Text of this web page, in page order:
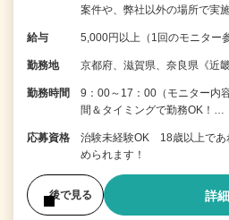
案件や、弊社以外の場所で実
給与 5,000円以上（1回のモニタ
勤務地 京都府、滋賀県、奈良県《近
勤務時間
9：00～17：00（モニター内
間＆タイミングで勤務OK！…
応募資格
治験未経験OK 18歳以上であ
められます！
後で見る 詳